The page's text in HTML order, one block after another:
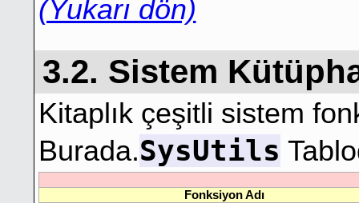
(Yukarı dön)
3.2. Sistem
Kitaplık çeşitli sistem
Burada.SysUtils
Fonksiyon Adı